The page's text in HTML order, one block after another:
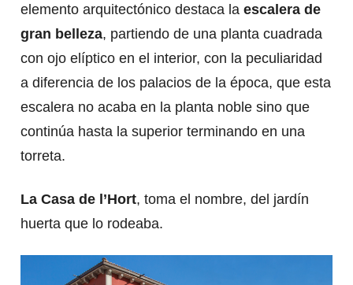
elemento arquitectónico destaca la escalera de
gran belleza, partiendo de una planta cuadrada
con ojo elíptico en el interior, con la peculiaridad
a diferencia de los palacios de la época, que esta
escalera no acaba en la planta noble sino que
continúa hasta la superior terminando en una
torreta.
La Casa de l’Hort, toma el nombre, del jardín
huerta que lo rodeaba.